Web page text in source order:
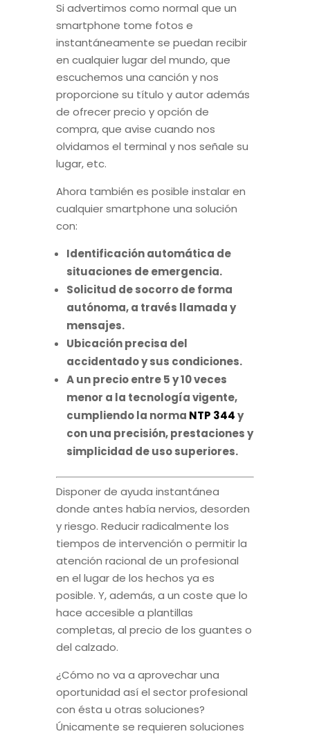
Si advertimos como normal que un
smartphone tome fotos e
instantáneamente se puedan recibir
en cualquier lugar del mundo, que
escuchemos una canción y nos
proporcione su título y autor además
de ofrecer precio y opción de
compra, que avise cuando nos
olvidamos el terminal y nos señale su
lugar, etc.
Ahora también es posible instalar en
cualquier smartphone una solución
con:
Identificación automática de
situaciones de emergencia.
Solicitud de socorro de forma
autónoma, a través llamada y
mensajes.
Ubicación precisa del
accidentado y sus condiciones.
A un precio entre 5 y 10 veces
menor a la tecnología vigente,
cumpliendo la norma NTP 344y
con una precisión, prestaciones y
simplicidad de uso superiores.
Disponer de ayuda instantánea
donde antes había nervios, desorden
y riesgo. Reducir radicalmente los
tiempos de intervención o permitir la
atención racional de un profesional
en el lugar de los hechos ya es
posible. Y, además, a un coste que lo
hace accesible a plantillas
completas, al precio de los guantes o
del calzado.
¿Cómo no va a aprovechar una
oportunidad así el sector profesional
con ésta u otras soluciones?
Únicamente se requieren soluciones